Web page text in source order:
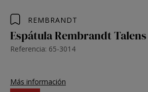
REMBRANDT
Espátula Rembrandt Talens
Referencia: 65-3014
Más información